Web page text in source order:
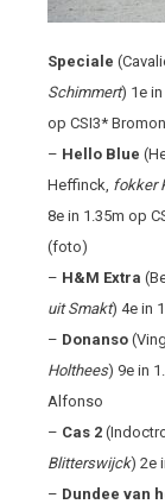
Speciale
Schimmert) 1e in
op CSI3*
– Hello Blue
Heffinck, fokker
8e in 1.35m op
(foto)
– H&M Extra
uit Smakt) 4e in
– Donanso
Holthees) 9e in
Alfonso
– Cas 2
Blitterswijck) 2e
– Dundee van